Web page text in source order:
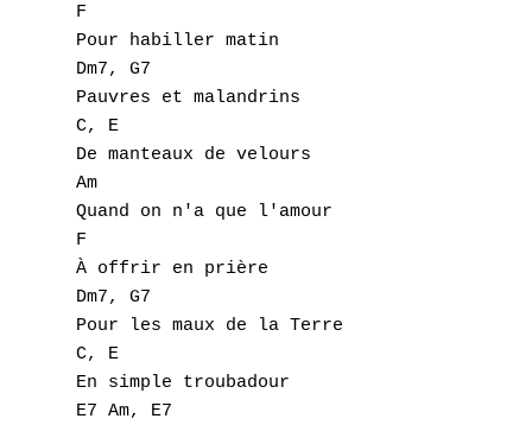
F
Pour habiller matin
Dm7, G7
Pauvres et malandrins
C, E
De manteaux de velours
Am
Quand on n'a que l'amour
F
À offrir en prière
Dm7, G7
Pour les maux de la Terre
C, E
En simple troubadour
E7 Am, E7